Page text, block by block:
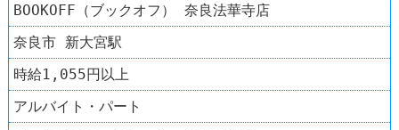
BOOKOFF（ブックオフ） 奈良法華寺店
奈良市 新大宮駅
時給1,055円以上
アルバイト・パート